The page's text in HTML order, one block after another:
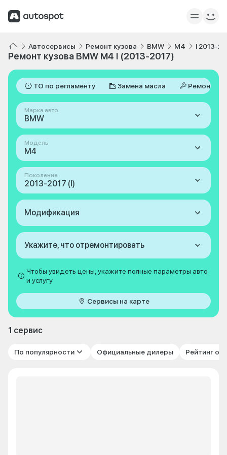
Автосервисы Ремонт кузова BMW M4 I 2013-
Ремонт кузова BMW M4 I (2013-2017)
ТО по регламенту Замена масла Ремонт
Марка авто
BMW
Модель
M4
Поколение
2013-2017 (I)
Модификация
Укажите, что отремонтировать
Чтобы увидеть цены, укажите полные параметры авто
и услугу
Сервисы на карте
1 сервис
По популярности Официальные дилеры Рейтинг